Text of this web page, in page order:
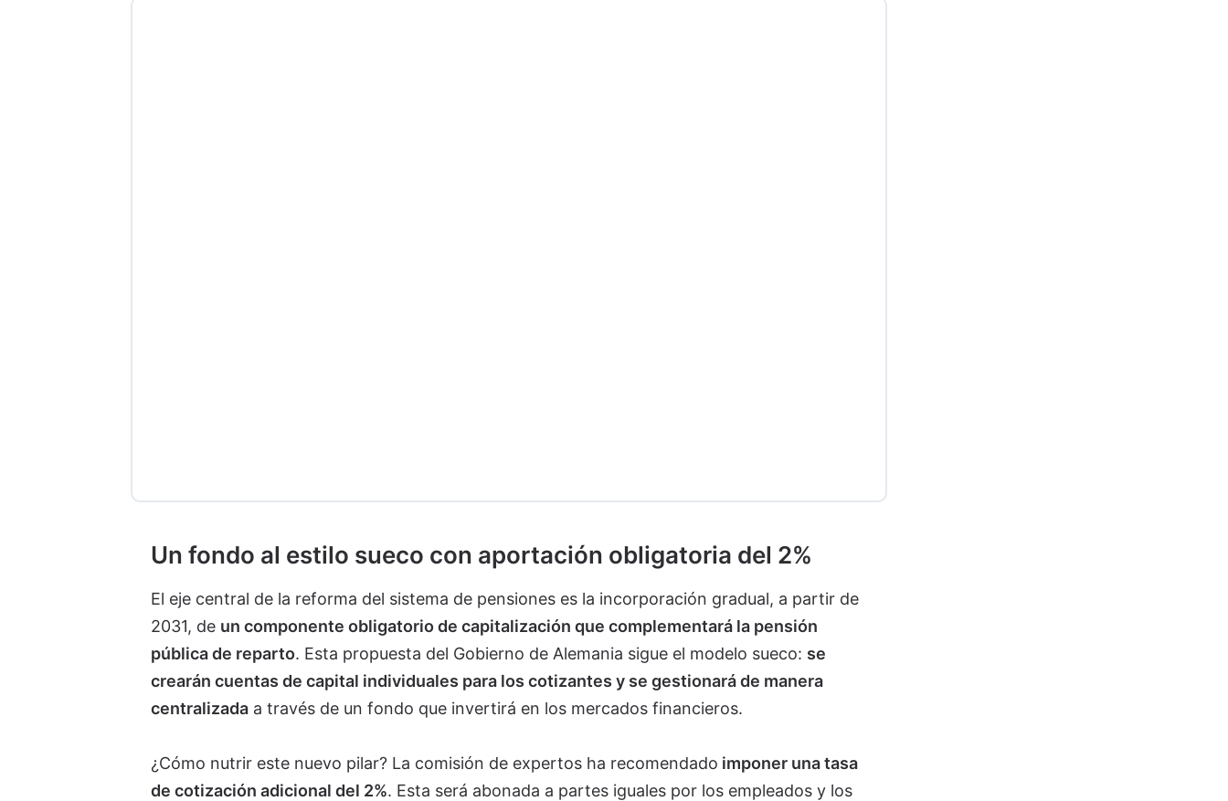
Un fondo al estilo sueco con aportación obligatoria del 2%
El eje central de la reforma del sistema de pensiones es la incorporación gradual, a partir de
2031, de un componente obligatorio de capitalización que complementará la pensión
pública de reparto. Esta propuesta del Gobierno de Alemania sigue el modelo sueco: se
crearán cuentas de capital individuales para los cotizantes y se gestionará de manera
centralizadaa través de un fondo que invertirá en los mercados financieros.
¿Cómo nutrir este nuevo pilar? La comisión de expertos ha recomendado imponer una tasa
de cotización adicional del 2%. Esta será abonada a partes iguales por los empleados y los